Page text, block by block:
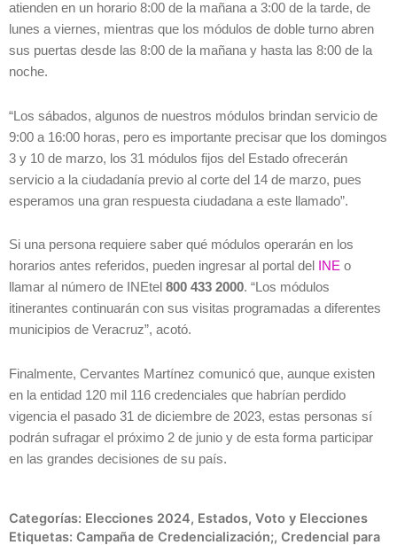
atienden en un horario 8:00 de la mañana a 3:00 de la tarde, de
lunes a viernes, mientras que los módulos de doble turno abren
sus puertas desde las 8:00 de la mañana y hasta las 8:00 de la
noche.
“Los sábados, algunos de nuestros módulos brindan servicio de
9:00 a 16:00 horas, pero es importante precisar que los domingos
3 y 10 de marzo, los 31 módulos fijos del Estado ofrecerán
servicio a la ciudadanía previo al corte del 14 de marzo, pues
esperamos una gran respuesta ciudadana a este llamado”.
Si una persona requiere saber qué módulos operarán en los
horarios antes referidos, pueden ingresar al portal del
INE o
llamar al número de INEtel 800 433 2000. “Los módulos
itinerantes continuarán con sus visitas programadas a diferentes
municipios de Veracruz”, acotó.
Finalmente, Cervantes Martínez comunicó que, aunque existen
en la entidad 120 mil 116 credenciales que habrían perdido
vigencia el pasado 31 de diciembre de 2023, estas personas sí
podrán sufragar el próximo 2 de junio y de esta forma participar
en las grandes decisiones de su país.
Categorías: Elecciones 2024, Estados, Voto y Elecciones
Etiquetas: Campaña de Credencialización;, Credencial para